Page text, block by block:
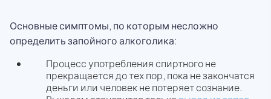
Основные симптомы, по которым несложно
определить запойного алкоголика:
Процесс употребления спиртного не
прекращается до тех пор, пока не закончатся
деньги или человек не потеряет сознание.